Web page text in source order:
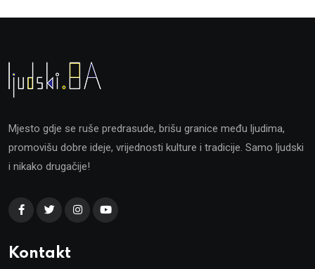
Mjesto gdje se ruše predrasude, brišu granice među ljudima,
promovišu dobre ideje, vrijednosti kulture i tradicije. Samo ljudski
i nikako drugačije!
Kontakt